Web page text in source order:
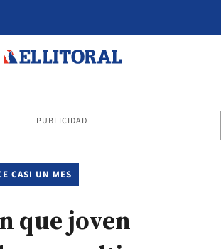
PUBLICIDAD
CASI UN MES
que joven